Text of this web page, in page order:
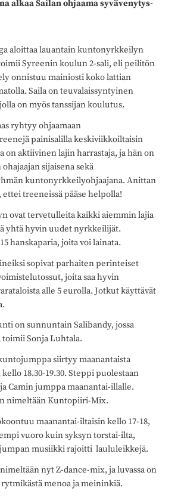
alkaa Sailan ohjaama syvävenytys-
aloittaa lauantain kuntonyrkkeilyn
Syreenin koulun 2-sali, eli peilitön
onnistuu mainiosti koko lattian
Saila on teuvalaissyntyinen
on myös tanssijan koulutus.
ryhtyy ohjaamaan
painisalilla keskiviikkoiltaisin
on aktiivinen lajin harrastaja, ja hän on
sijaisena sekä
kuntonyrkkeilyohjaajana. Anittan
treeneissä pääse helpolla!
ovat tervetulleita kaikki aiemmin lajia
yhtä hyvin uudet nyrkkeilijät.
hanskaparia, joita voi lainata.
sopivat parhaiten perinteiset
joita saa hyvin
alle 5 eurolla. Jotkut käyttävät
on sunnuntain Salibandy, jossa
Sonja Luhtala.
siirtyy maanantaista
18.30-19.30. Steppi puolestaan
Camin jumppa maanantai-illalle.
nimeltään Kuntopiiri-Mix.
maanantai-iltaisin kello 17-18,
vuoro kuin syksyn torstai-ilta,
musiikki rajoitti laululeikkejä.
nyt Z-dance-mix, ja luvassa on
menoa ja meininkiä.